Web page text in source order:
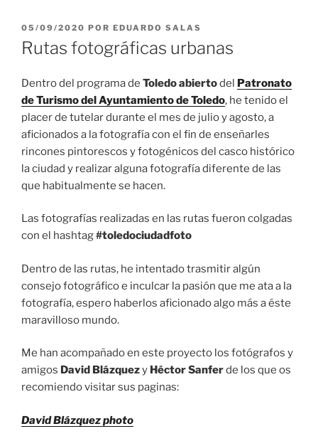
PUBLICADO
EL
05/09/2020 POR EDUARDO SALAS
Rutas fotográficas urbanas
Dentro del programa de Toledo abiertodel Patronato
de Turismo del Ayuntamiento de Toledo, he tenido el
placer de tutelar durante el mes de julio y agosto, a
aficionados a la fotografía con el fin de enseñarles
rincones pintorescos y fotogénicos del casco histórico
la ciudad y realizar alguna fotografía diferente de las
que habitualmente se hacen.
Las fotografías realizadas en las rutas fueron colgadas
con el hashtag#toledociudadfoto
Dentro de las rutas, he intentado trasmitir algún
consejo fotográfico e inculcar la pasión que me ata a la
fotografía, espero haberlos aficionado algo más a éste
maravilloso mundo.
Me han acompañado en este proyecto los fotógrafos y
amigos David Blázquezy Héctor Sanferde los que os
recomiendo visitar sus paginas:
David Blázquez photo